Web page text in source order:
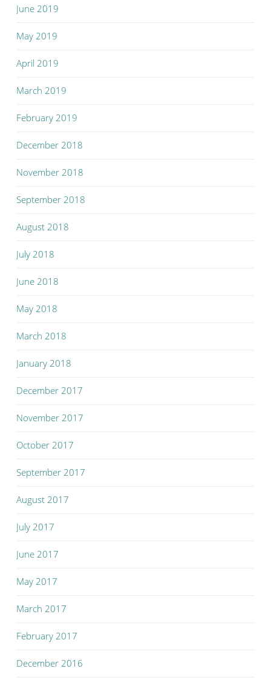
June 2019
May 2019
April 2019
March 2019
February 2019
December 2018
November 2018
September 2018
August 2018
July 2018
June 2018
May 2018
March 2018
January 2018
December 2017
November 2017
October 2017
September 2017
August 2017
July 2017
June 2017
May 2017
March 2017
February 2017
December 2016